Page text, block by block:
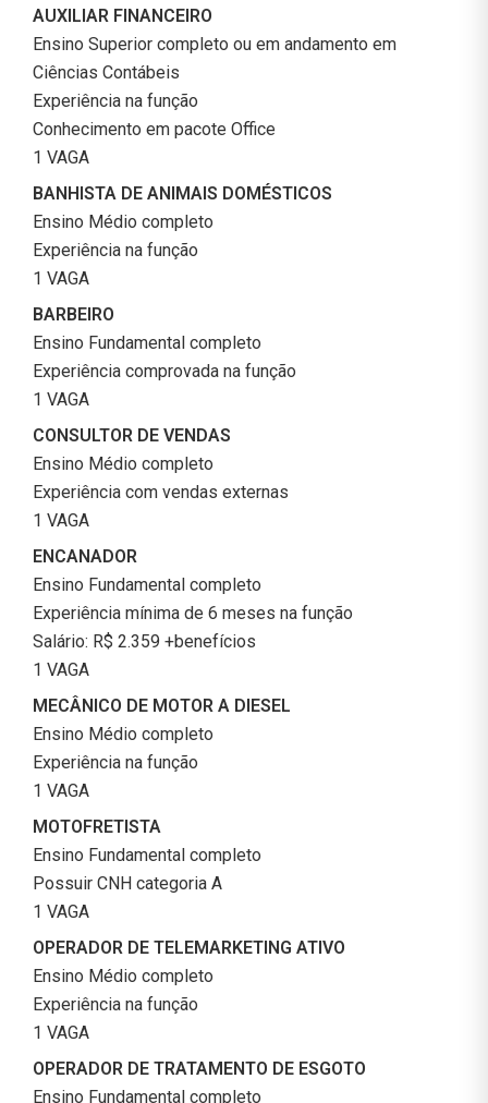
AUXILIAR FINANCEIRO
Ensino Superior completo ou em andamento em
Ciências Contábeis
Experiência na função
Conhecimento em pacote Office
1 VAGA
BANHISTA DE ANIMAIS DOMÉSTICOS
Ensino Médio completo
Experiência na função
1 VAGA
BARBEIRO
Ensino Fundamental completo
Experiência comprovada na função
1 VAGA
CONSULTOR DE VENDAS
Ensino Médio completo
Experiência com vendas externas
1 VAGA
ENCANADOR
Ensino Fundamental completo
Experiência mínima de 6 meses na função
Salário: R$ 2.359 +benefícios
1 VAGA
MECÂNICO DE MOTOR A DIESEL
Ensino Médio completo
Experiência na função
1 VAGA
MOTOFRETISTA
Ensino Fundamental completo
Possuir CNH categoria A
1 VAGA
OPERADOR DE TELEMARKETING ATIVO
Ensino Médio completo
Experiência na função
1 VAGA
OPERADOR DE TRATAMENTO DE ESGOTO
Ensino Fundamental completo